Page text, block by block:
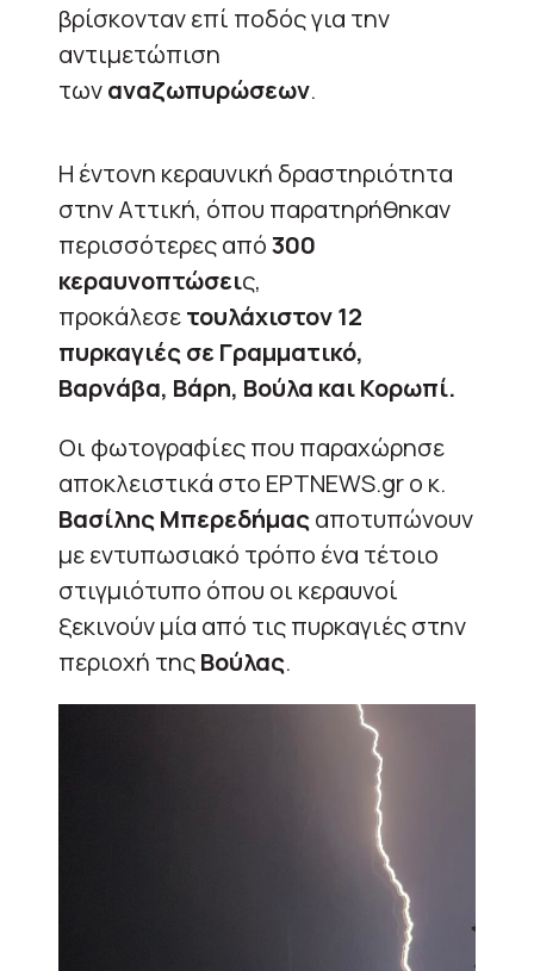
βρίσκονταν επί ποδός για την
αντιμετώπιση
τωναναζωπυρώσεων.
Η έντονη κεραυνική δραστηριότητα
στην Αττική, όπου παρατηρήθηκαν
περισσότερες από300
κεραυνοπτώσεις,
προκάλεσετουλάχιστον 12
πυρκαγιές σε Γραμματικό,
Βαρνάβα, Βάρη, Βούλα και Κορωπί.
Οι φωτογραφίες που παραχώρησε
αποκλειστικά στο ΕΡΤNEWS.gr o κ.
Βασίλης Μπερεδήμαςαποτυπώνουν
με εντυπωσιακό τρόπο ένα τέτοιο
στιγμιότυπο όπου οι κεραυνοί
ξεκινούν μία από τις πυρκαγιές στην
περιοχή τηςΒούλας.